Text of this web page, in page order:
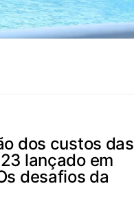
dos custos das
lançado em
desafios da